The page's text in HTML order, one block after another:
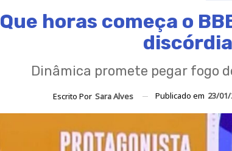
Que horas começa o
Dinâmica promete pegar fogo
Escrito Por Sara Alves Publicado em 23/01/